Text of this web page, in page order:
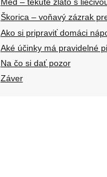
Škorica – voňavý zázrak
Ako si pripraviť domáci
Aké účinky má pravidelné
Na čo si dať pozor
Záver